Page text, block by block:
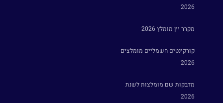
2026
מקרר יין מומלץ 2026
קורקינטים חשמליים מומלצים
2026
מדבקות שם מומלצות לשנת
2026